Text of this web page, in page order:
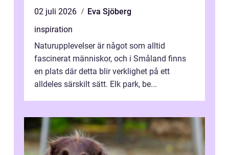
02 juli 2026
Eva Sjöberg
inspiration
Naturupplevelser är något som alltid
fascinerat människor, och i Småland finns
en plats där detta blir verklighet på ett
alldeles särskilt sätt. Elk park, be...